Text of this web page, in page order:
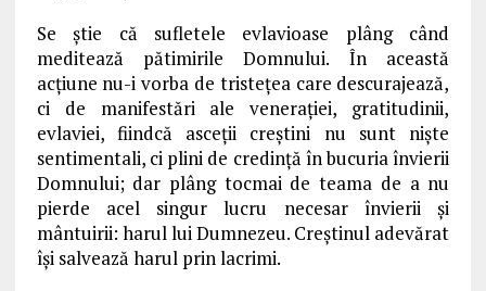
Se ştie că sufletele evlavioase plâng când
meditează pătimirile Domnului. În această
acţiune nu-i vorba de tristeţea care descurajează,
ci de manifestări ale veneraţiei, gratitudinii,
evlaviei, fiindcă asceţii creştini nu sunt nişte
sentimentali, ci plini de credinţă în bucuria învierii
Domnului; dar plâng tocmai de teama de a nu
pierde acel singur lucru necesar învierii şi
mântuirii: harul lui Dumnezeu. Creştinul adevărat
îşi salvează harul prin lacrimi.